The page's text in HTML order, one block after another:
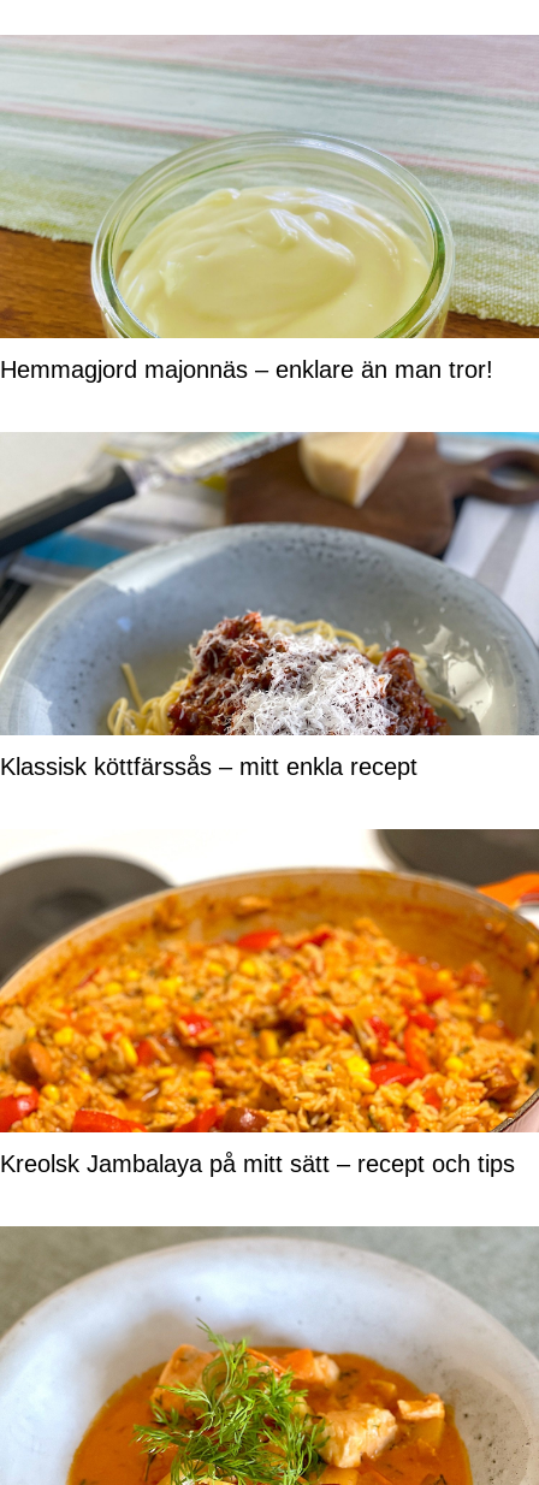
Hemmagjord majonnäs – enklare än man tror!
Klassisk köttfärssås – mitt enkla recept
Kreolsk Jambalaya på mitt sätt – recept och tips